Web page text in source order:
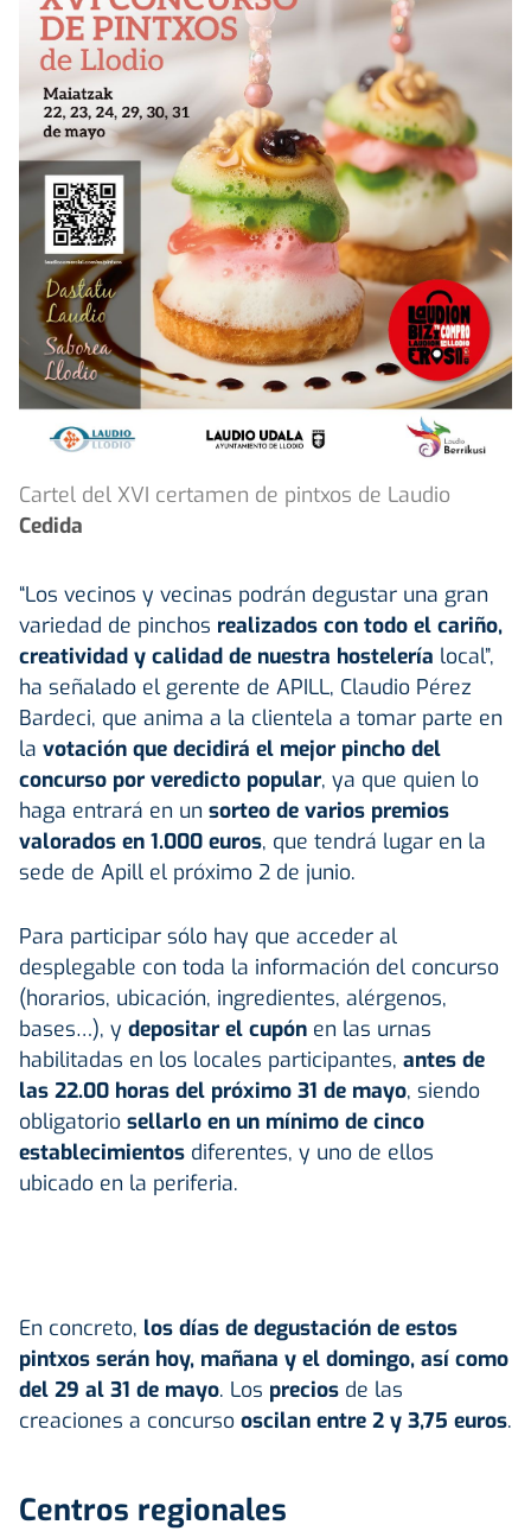
Cartel del XVI certamen de pintxos de Laudio
Cedida
“Los vecinos y vecinas podrán degustar una gran
variedad de pinchos realizados con todo el cariño,
creatividad y calidad de nuestra hostelería local”,
ha señalado el gerente de APILL, Claudio Pérez
Bardeci, que anima a la clientela a tomar parte en
la votación que decidirá el mejor pincho del
concurso por veredicto popular, ya que quien lo
haga entrará en un sorteo de varios premios
valorados en 1.000 euros, que tendrá lugar en la
sede de Apill el próximo 2 de junio.
Para participar sólo hay que acceder al
desplegable con toda la información del concurso
(horarios, ubicación, ingredientes, alérgenos,
bases…), y depositar el cupón en las urnas
habilitadas en los locales participantes, antes de
las 22.00 horas del próximo 31 de mayo, siendo
obligatorio sellarlo en un mínimo de cinco
establecimientos diferentes, y uno de ellos
ubicado en la periferia.
En concreto, los días de degustación de estos
pintxos serán hoy, mañana y el domingo, así como
del 29 al 31 de mayo. Los precios de las
creaciones a concurso oscilan entre 2 y 3,75 euros.
Centros regionales